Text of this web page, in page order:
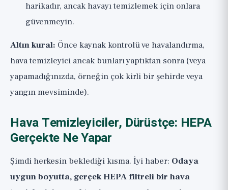
harikadır, ancak havayı temizlemek için onlara
güvenmeyin.
Altın kural: Önce kaynak kontrolü ve havalandırma,
hava temizleyici ancak bunları yaptıktan sonra (veya
yapamadığınızda, örneğin çok kirli bir şehirde veya
yangın mevsiminde).
Hava Temizleyiciler, Dürüstçe: HEPA
Gerçekte Ne Yapar
Şimdi herkesin beklediği kısma. İyi haber: Odaya
uygun boyutta, gerçek HEPA filtreli bir hava